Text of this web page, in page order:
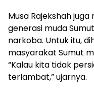
Musa Rajekshah
generasi muda
narkoba. Untuk itu,
masyarakat Sumut
“Kalau kita tidak
terlambat,” ujarnya.